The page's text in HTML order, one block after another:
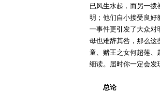
已风生水起，而另一拨
明；他们自小接受良
一事件更引发了大众对
母也难辞其咎，那么这
童、赌王之女何超莲、
细读。届时你一定会发
总论